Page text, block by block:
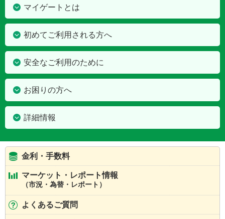
マイゲートとは
初めてご利用される方へ
安全なご利用のために
お困りの方へ
詳細情報
金利・手数料
マーケット・レポート情報
（市況・為替・レポート）
よくあるご質問